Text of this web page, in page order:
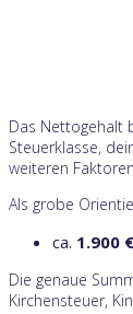
Das Nettogehalt
Steuerklasse,
weiteren
Als grobe
ca. 1.900
Die genaue
Kirchensteuer,